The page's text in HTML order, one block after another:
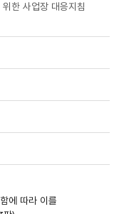
한 사업장 대응지침
에 따라 이를